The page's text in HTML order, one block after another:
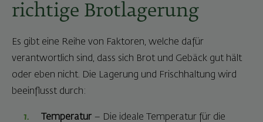
richtige Brotlagerung
Es gibt eine Reihe von Faktoren, welche dafür
verantwortlich sind, dass sich Brot und Gebäck gut hält
oder eben nicht. Die Lagerung und Frischhaltung wird
beeinflusst durch:
Temperatur – Die ideale Temperatur für die